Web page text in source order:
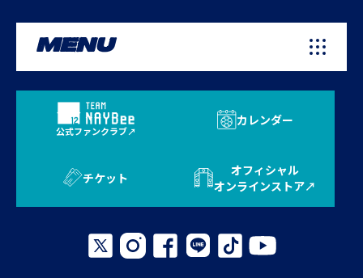
MENU
公式ファンクラブ
カレンダー
チケット
オフィシャル
オンラインストア